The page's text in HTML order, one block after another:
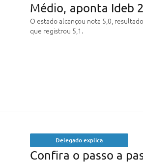
Médio, aponta Ideb
O estado alcançou nota 5,0,
que registrou 5,1.
Delegado explica
Confira o passo a